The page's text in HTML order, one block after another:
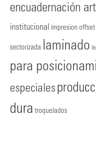
encuadernación
institucional impresion offset
sectorizada laminado
para
especiales
dura troquelados